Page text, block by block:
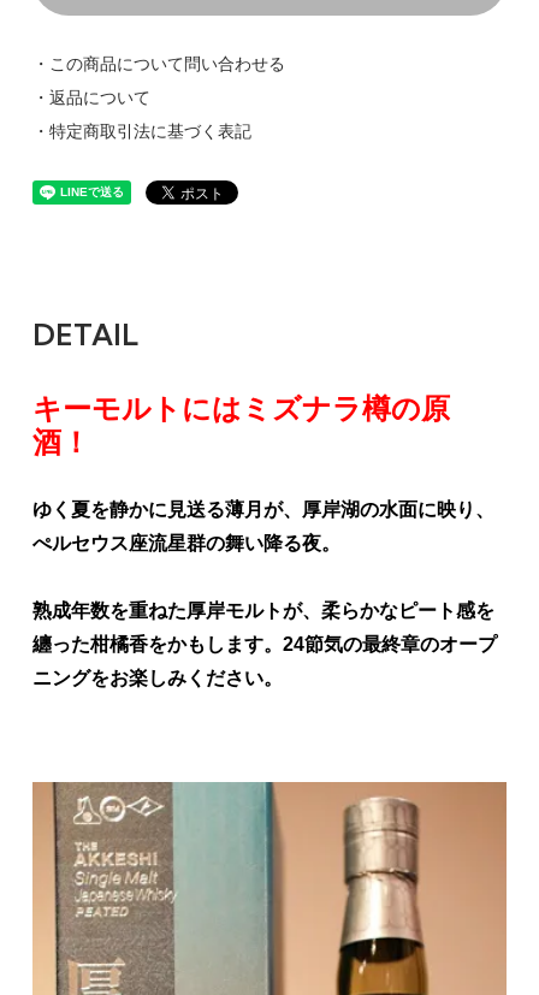
・この商品について問い合わせる
・返品について
・特定商取引法に基づく表記
DETAIL
キーモルトにはミズナラ樽の原
酒！
ゆく夏を静かに見送る薄月が、厚岸湖の水面に映り、
ぺルセウス座流星群の舞い降る夜。
熟成年数を重ねた厚岸モルトが、柔らかなピート感を
纏った柑橘香をかもします。24節気の最終章のオープ
ニングをお楽しみください。